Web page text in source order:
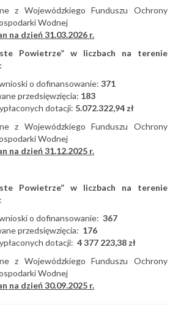
z Wojewódzkiego Funduszu Ochrony
Wodnej
na dzień 31.03.2026 r.
Powietrze” w liczbach na terenie
o dofinansowanie: 371
przedsięwzięcia: 183
dotacji: 5.072.322,94 zł
z Wojewódzkiego Funduszu Ochrony
Wodnej
na dzień 31.12.2025 r.
Powietrze” w liczbach na terenie
:
o dofinansowanie: 367
przedsięwzięcia: 176
dotacji: 4 377 223,38 zł
z Wojewódzkiego Funduszu Ochrony
Wodnej
na dzień 30.09.2025 r.